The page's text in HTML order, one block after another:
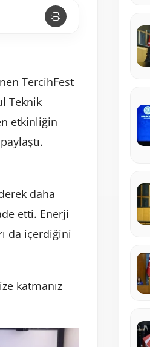
TercihFest
Teknik
etkinliğin
daha
etti. Enerji
da içerdiğini
katmanız